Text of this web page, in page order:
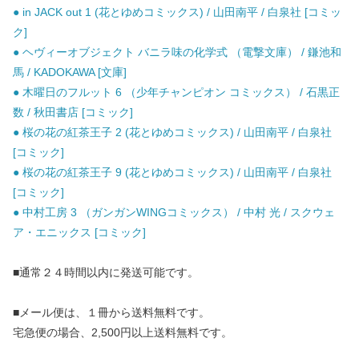
● in JACK out 1 (花とゆめコミックス) / 山田南平 / 白泉社 [コミッ
ク]
● ヘヴィーオブジェクト バニラ味の化学式 （電撃文庫） / 鎌池和
馬 / KADOKAWA [文庫]
● 木曜日のフルット 6 （少年チャンピオン コミックス） / 石黒正
数 / 秋田書店 [コミック]
● 桜の花の紅茶王子 2 (花とゆめコミックス) / 山田南平 / 白泉社
[コミック]
● 桜の花の紅茶王子 9 (花とゆめコミックス) / 山田南平 / 白泉社
[コミック]
● 中村工房 3 （ガンガンWINGコミックス） / 中村 光 / スクウェ
ア・エニックス [コミック]
■通常２４時間以内に発送可能です。
■メール便は、１冊から送料無料です。
宅急便の場合、2,500円以上送料無料です。